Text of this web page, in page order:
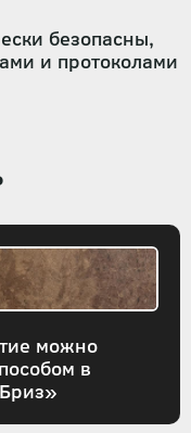
безопасны,
и протоколами
можно
в